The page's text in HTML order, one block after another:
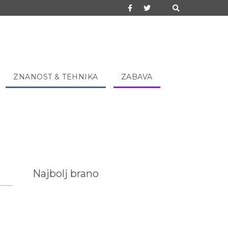
ZNANOST & TEHNIKA ZABAVA
Najbolj brano